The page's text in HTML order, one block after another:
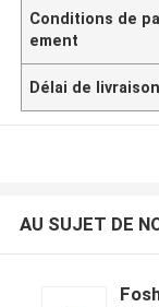
Conditions de
ement
Délai de livraison
AU SUJET DE